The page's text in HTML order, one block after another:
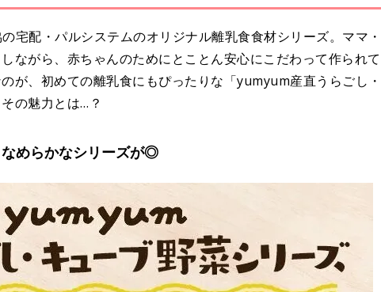
宅配・パルシステムのオリジナル離乳食食材シリーズ。ママ・
ながら、赤ちゃんのためにとことん安心にこだわって作られて
が、初めての離乳食にもぴったりな「yumyum産直うらごし・
の魅力とは…？
めらかなシリーズが◎